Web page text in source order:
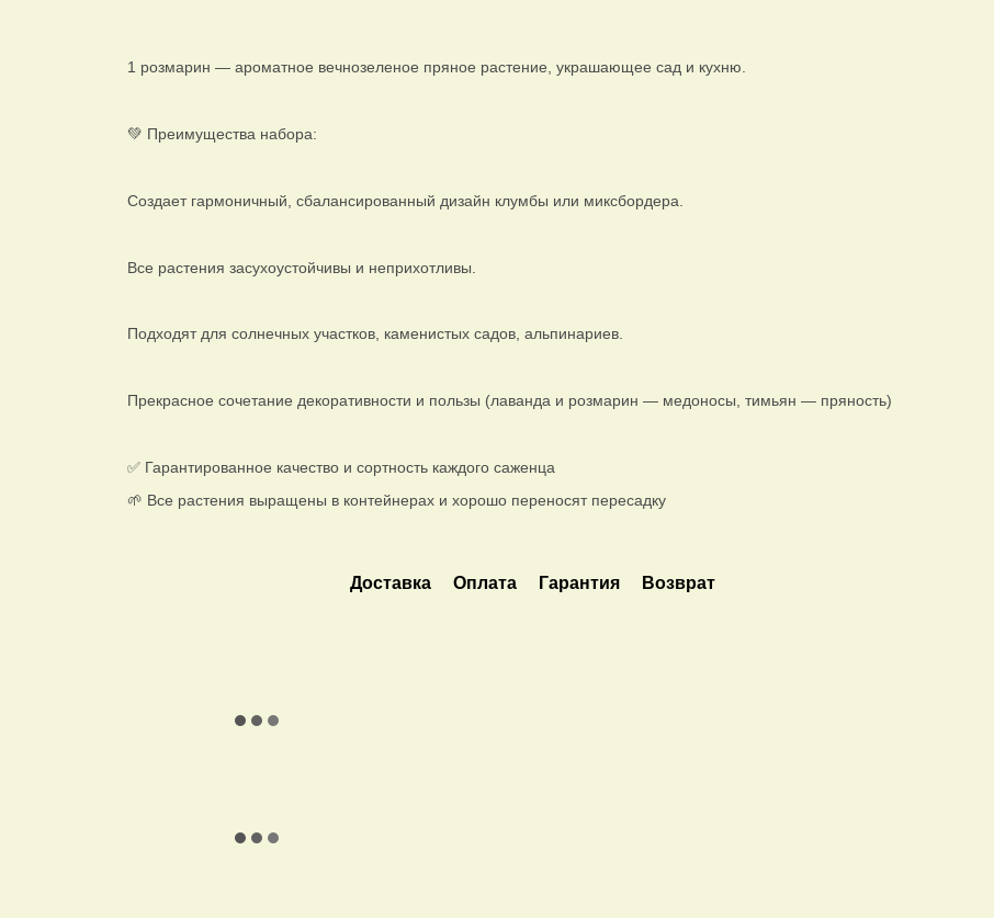
1 розмарин — ароматное вечнозеленое пряное растение, украшающее сад и кухню.
💚 Преимущества набора:
Создает гармоничный, сбалансированный дизайн клумбы или миксбордера.
Все растения засухоустойчивы и неприхотливы.
Подходят для солнечных участков, каменистых садов, альпинариев.
Прекрасное сочетание декоративности и пользы (лаванда и розмарин — медоносы, тимьян — пряность)
✅ Гарантированное качество и сортность каждого саженца
🌱 Все растения выращены в контейнерах и хорошо переносят пересадку
Доставка Оплата Гарантия Возврат